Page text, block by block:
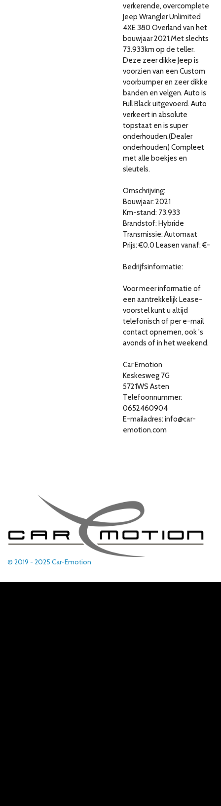
verkerende, overcomplete
Jeep Wrangler Unlimited
4XE 380 Overland van het
bouwjaar 2021.Met slechts
73.933km op de teller.
Deze zeer dikke Jeep is
voorzien van een Custom
voorbumper en zeer dikke
banden en velgen. Auto is
Full Black uitgevoerd. Auto
verkeert in absolute
topstaat en is super
onderhouden.(Dealer
onderhouden) Compleet
met alle boekjes en
sleutels.
Omschrijving:
Bouwjaar: 2021
Km-stand: 73.933
Brandstof: Hybride
Transmissie: Automaat
Prijs: €0.0 Leasen vanaf: €-
Bedrijfsinformatie:
Voor meer informatie of
een aantrekkelijk Lease-
voorstel kunt u altijd
telefonisch of per e-mail
contact opnemen, ook 's
avonds of in het weekend.
Car Emotion
Keskesweg 7G
5721WS Asten
Telefoonnummer:
0652460904
E-mailadres: info@car-
emotion.com
© 2019 - 2025 Car-Emotion